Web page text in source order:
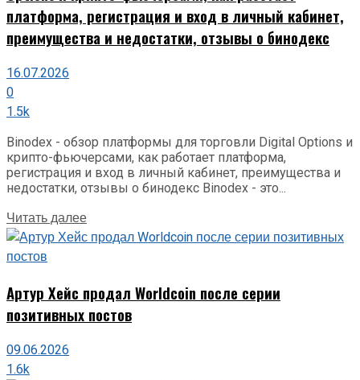
платформа, регистрация и вход в личный кабинет,
преимущества и недостатки, отзывы о бинодекс
16.07.2026
0
1.5k
Binodex - обзор платформы для торговли Digital Options и
крипто-фьючерсами, как работает платформа,
регистрация и вход в личный кабинет, преимущества и
недостатки, отзывы о бинодекс Binodex - это...
Читать далееDetails
Артур Хейс продал Worldcoin после серии
позитивных постов
09.06.2026
1.6k